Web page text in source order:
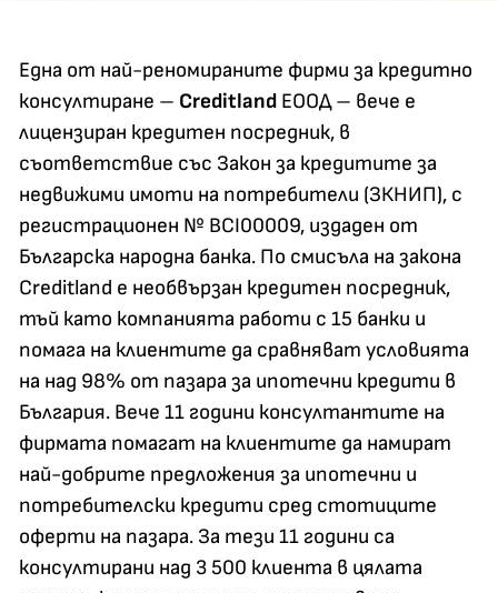
Една от най-реномираните фирми за кредитно
консултиране – Creditland ЕООД – вече е
лицензиран кредитен посредник, в
съответствие със Закон за кредитите за
недвижими имоти на потребители (ЗКНИП), с
регистрационен № BCI00009, издаден от
Българска народна банка. По смисъла на закона
Creditland е необвързан кредитен посредник,
тъй като компанията работи с 15 банки и
помага на клиентите да сравняват условията
на над 98% от пазара за ипотечни кредити в
България. Вече 11 години консултантите на
фирмата помагат на клиентите да намират
най-добрите предложения за ипотечни и
потребителски кредити сред стотиците
оферти на пазара. За тези 11 години са
консултирани над 3 500 клиента в цялата